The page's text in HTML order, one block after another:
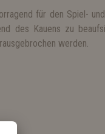
für den Spiel-
des Kauens zu
werden.